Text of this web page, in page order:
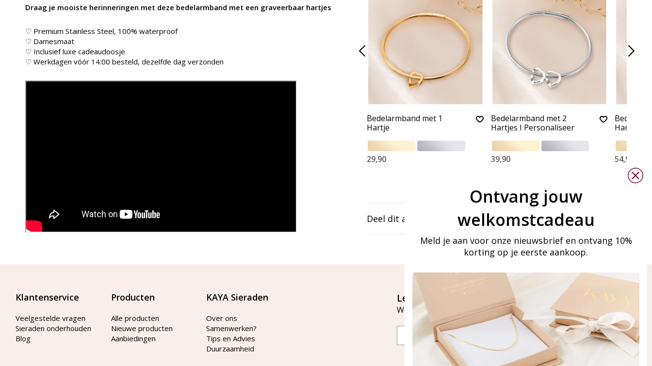
Draag je mooiste herinneringen met deze bedelarmband met een graveerbaar hartjes
♡ Premium Stainless Steel, 100% waterproof
♡ Damesmaat
♡ Inclusief luxe cadeaudoosje
♡ Werkdagen vóór 14:00 besteld, dezelfde dag verzonden
Bedelarmband met 1
Hartje
29,90
Bedelarmband met 2
Hartjes I Personaliseer
39,90
Hartjes I
54,90
Deel dit artikel
Klantenservice
Veelgestelde vragen
Sieraden onderhouden
Blog
Producten
Alle producten
Nieuwe producten
Aanbiedingen
KAYA Sieraden
Over ons
Samenwerken?
Tips en Advies
Duurzaamheid
Let's stay in touch
Word lid van onze mailinglijst
Ontvang jouw
welkomstcadeau
Meld je aan voor onze nieuwsbrief en ontvang 10%
korting op je eerste aankoop.